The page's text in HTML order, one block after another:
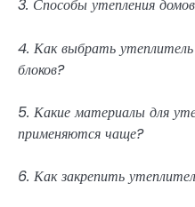
3. Способы утепления
4. Как выбрать
блоков?
5. Какие материалы для
применяются чаще?
6. Как закрепить